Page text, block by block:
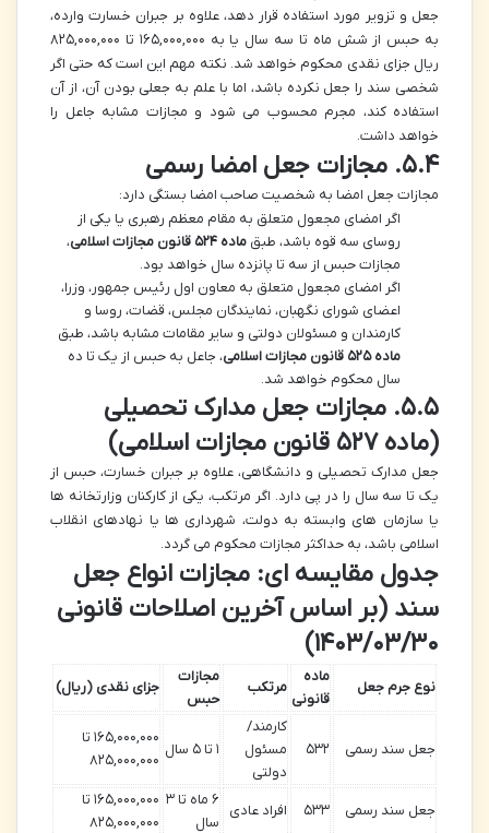
جعل و تزویر مورد استفاده قرار دهد، علاوه بر جبران خسارت وارده،
به حبس از شش ماه تا سه سال یا به ۱۶۵,۰۰۰,۰۰۰ تا ۸۲۵,۰۰۰,۰۰۰
ریال جزای نقدی محکوم خواهد شد. نکته مهم این است که حتی اگر
شخصی سند را جعل نکرده باشد، اما با علم به جعلی بودن آن، از آن
استفاده کند، مجرم محسوب می شود و مجازات مشابه جاعل را
خواهد داشت.
۵.۴. مجازات جعل امضا رسمی
مجازات جعل امضا به شخصیت صاحب امضا بستگی دارد:
اگر امضای مجعول متعلق به مقام معظم رهبری یا یکی از
روسای سه قوه باشد، طبق ماده ۵۲۴ قانون مجازات اسلامی
،
مجازات حبس از سه تا پانزده سال خواهد بود.
اگر امضای مجعول متعلق به معاون اول رئیس جمهور، وزرا،
اعضای شورای نگهبان، نمایندگان مجلس، قضات، روسا و
کارمندان و مسئولان دولتی و سایر مقامات مشابه باشد، طبق
ماده ۵۲۵ قانون مجازات اسلامی
، جاعل به حبس از یک تا ده
سال محکوم خواهد شد.
۵.۵. مجازات جعل مدارک تحصیلی
(ماده ۵۲۷ قانون مجازات اسلامی)
جعل مدارک تحصیلی و دانشگاهی، علاوه بر جبران خسارت، حبس از
یک تا سه سال را در پی دارد. اگر مرتکب، یکی از کارکنان وزارتخانه ها
یا سازمان های وابسته به دولت، شهرداری ها یا نهادهای انقلاب
اسلامی باشد، به حداکثر مجازات محکوم می گردد.
جدول مقایسه ای: مجازات انواع جعل
سند (بر اساس آخرین اصلاحات قانونی
۱۴۰۳/۰۳/۳۰)
نوع جرم جعل
ماده
قانونی
مرتکب
مجازات
حبس
جزای نقدی (ریال)
جعل سند رسمی ۵۳۲
کارمند/
مسئول
دولتی
۱ تا ۵ سال
۱۶۵,۰۰۰,۰۰۰ تا
۸۲۵,۰۰۰,۰۰۰
جعل سند رسمی ۵۳۳ افراد عادی
۶ ماه تا ۳
سال
۱۶۵,۰۰۰,۰۰۰ تا
۸۲۵,۰۰۰,۰۰۰